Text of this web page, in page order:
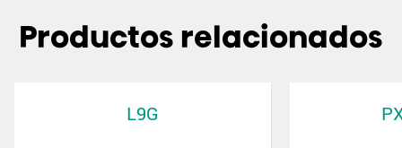
Productos relacionados
L9G